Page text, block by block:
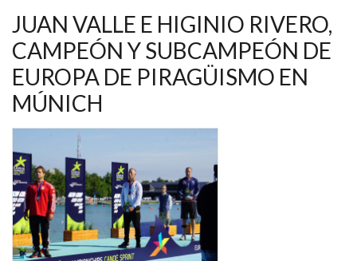
CALIDAD
CLUB
DINGONATURA
POR
SU
APOYO
A
LA
MODALIDAD
JUAN VALLE E HIGINIO RIVERO,
CAMPEÓN Y SUBCAMPEÓN DE
EUROPA DE PIRAGÜISMO EN
MÚNICH